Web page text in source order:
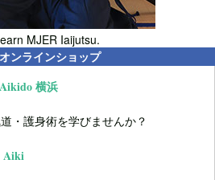
MJER Iaijutsu.
ンラインショップ
横浜
・護身術を学びませんか？
Aiki